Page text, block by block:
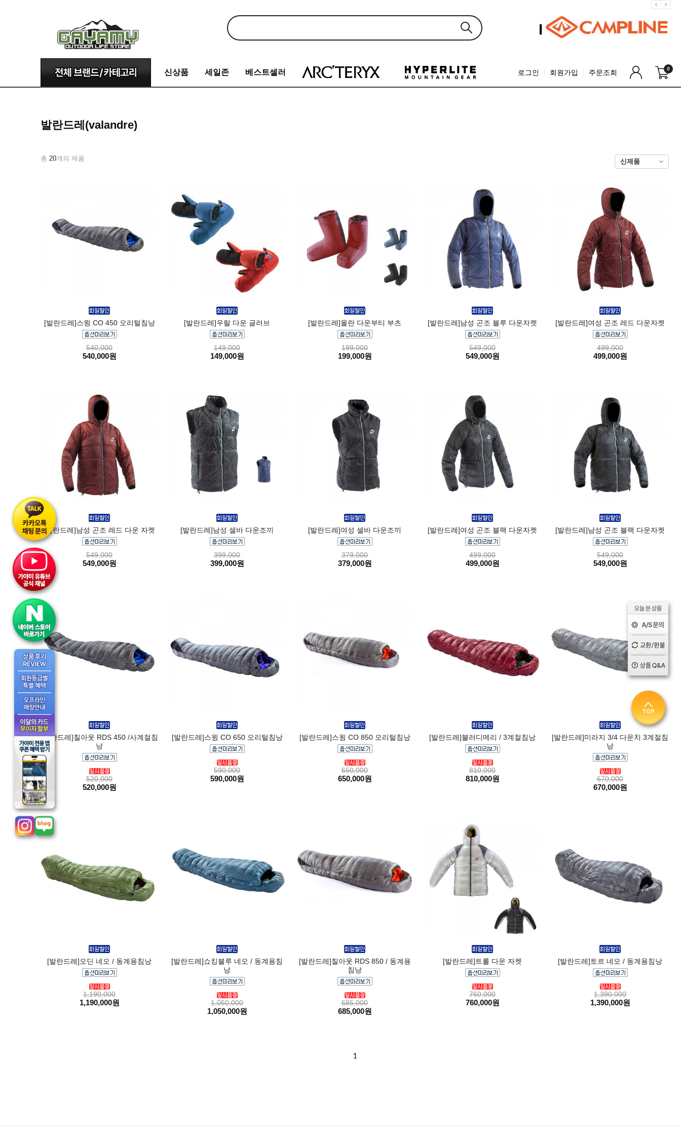
신상품 세일존 베스트셀러 로그인 회원가입 주문조회 0
발란드레(valandre)
총 20개의 제품
[발란드레]스윙 CO 450 오리털침낭
540,000
540,000원
[발란드레]우랄 다운 글러브
149,000
149,000원
[발란드레]올란 다운부티 부츠
199,000
199,000원
[발란드레]남성 곤조 블루 다운자켓
549,000
549,000원
[발란드레]여성 곤조 레드 다운자켓
499,000
499,000원
[발란드레]남성 곤조 레드 다운 자켓
549,000
549,000원
[발란드레]남성 셀바 다운조끼
399,000
399,000원
[발란드레]여성 셀바 다운조끼
379,000
379,000원
[발란드레]여성 곤조 블랙 다운자켓
499,000
499,000원
[발란드레]남성 곤조 블랙 다운자켓
549,000
549,000원
[발란드레]칠아웃 RDS 450 /사계절침
낭
520,000
520,000원
[발란드레]스윙 CO 650 오리털침낭
590,000
590,000원
[발란드레]스윙 CO 850 오리털침낭
650,000
650,000원
[발란드레]블러디메리 / 3계절침낭
810,000
810,000원
[발란드레]미라지 3/4 다운치 3계절침
낭
670,000
670,000원
[발란드레]오딘 네오 / 동계용침낭
1,190,000
1,190,000원
[발란드레]쇼킹블루 네오 / 동계용침
낭
1,050,000
1,050,000원
[발란드레]칠아웃 RDS 850 / 동계용
침낭
685,000
685,000원
[발란드레]트롤 다운 자켓
760,000
760,000원
[발란드레]토르 네오 / 동계용침낭
1,390,000
1,390,000원
1